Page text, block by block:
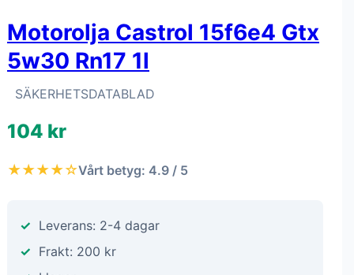
Motorolja Castrol 15f6e4 Gtx
5w30 Rn17 1l
SÄKERHETSDATABLAD
104 kr
★★★★☆Vårt betyg: 4.9 / 5
Leverans: 2-4 dagar
Frakt: 200 kr